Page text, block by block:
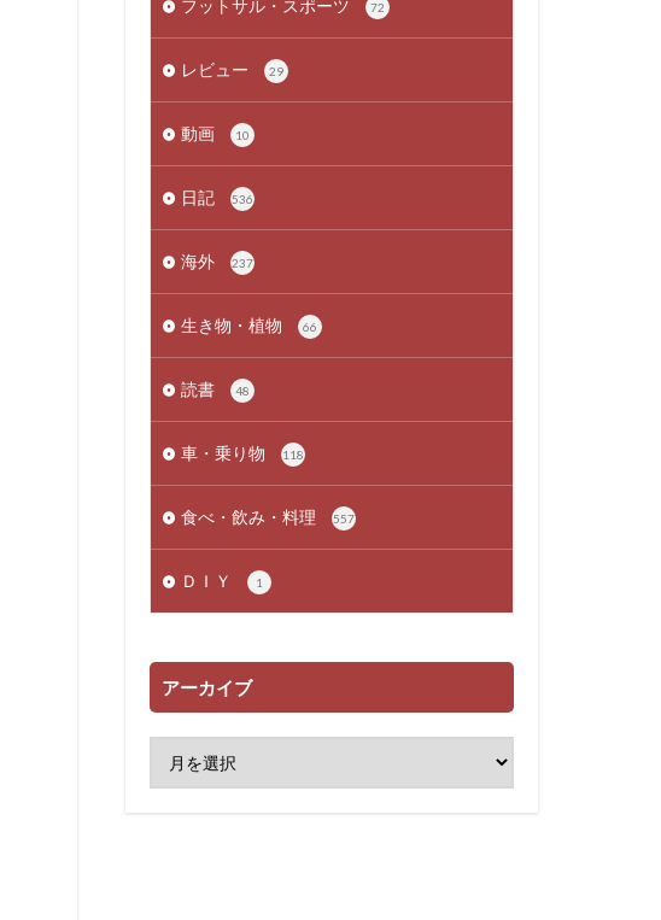
フットサル・スポーツ 72
レビュー 29
動画 10
日記 536
海外 237
生き物・植物 66
読書 48
車・乗り物 118
食べ・飲み・料理 557
ＤＩＹ 1
アーカイブ